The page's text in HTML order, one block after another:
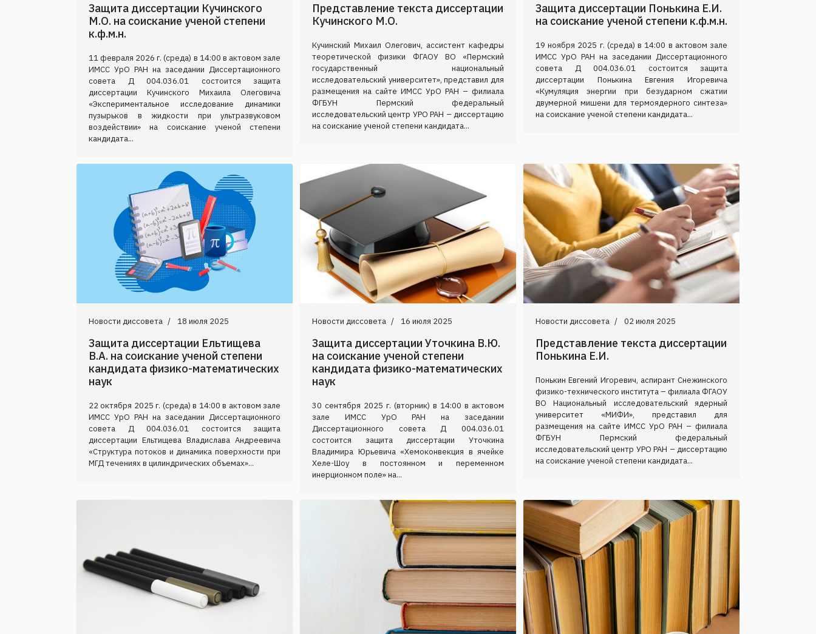
Защита диссертации Кучинского
М.О. на соискание ученой степени
к.ф.м.н.
11 февраля 2026 г. (среда) в 14:00 в актовом зале
ИМСС УрО РАН на заседании Диссертационного
совета Д 004.036.01 состоится защита
диссертации Кучинского Михаила Олеговича
«Экспериментальное исследование динамики
пузырьков в жидкости при ультразвуковом
воздействии» на соискание ученой степени
кандидата...
Представление текста диссертации
Кучинского М.О.
Кучинский Михаил Олегович, ассистент кафедры
теоретической физики ФГАОУ ВО «Пермский
государственный национальный
исследовательский университет», представил для
размещения на сайте ИМСС УрО РАН – филиала
ФГБУН Пермский федеральный
исследовательский центр УРО РАН – диссертацию
на соискание ученой степени кандидата...
Защита диссертации Понькина Е.И.
на соискание ученой степени к.ф.м.н.
19 ноября 2025 г. (среда) в 14:00 в актовом зале
ИМСС УрО РАН на заседании Диссертационного
совета Д 004.036.01 состоится защита
диссертации Понькина Евгения Игоревича
«Кумуляция энергии при безударном сжатии
двумерной мишени для термоядерного синтеза»
на соискание ученой степени кандидата...
Новости диссовета 18 июля 2025
Защита диссертации Ельтищева
В.А. на соискание ученой степени
кандидата физико-математических
наук
22 октября 2025 г. (среда) в 14:00 в актовом зале
ИМСС УрО РАН на заседании Диссертационного
совета Д 004.036.01 состоится защита
диссертации Ельтищева Владислава Андреевича
«Структура потоков и динамика поверхности при
МГД течениях в цилиндрических объемах»...
Новости диссовета 16 июля 2025
Защита диссертации Уточкина В.Ю.
на соискание ученой степени
кандидата физико-математических
наук
30 сентября 2025 г. (вторник) в 14:00 в актовом
зале ИМСС УрО РАН на заседании
Диссертационного совета Д 004.036.01
состоится защита диссертации Уточкина
Владимира Юрьевича «Хемоконвекция в ячейке
Хеле-Шоу в постоянном и переменном
инерционном поле» на...
Новости диссовета 02 июля 2025
Представление текста диссертации
Понькина Е.И.
Понькин Евгений Игоревич, аспирант Снежинского
физико-технического института – филиала ФГАОУ
ВО Национальный исследовательский ядерный
университет «МИФИ», представил для
размещения на сайте ИМСС УрО РАН – филиала
ФГБУН Пермский федеральный
исследовательский центр УРО РАН – диссертацию
на соискание ученой степени кандидата...